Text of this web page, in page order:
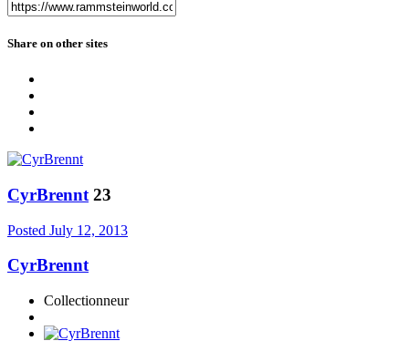
Share on other sites
CyrBrennt 23
Posted July 12, 2013
CyrBrennt
Collectionneur